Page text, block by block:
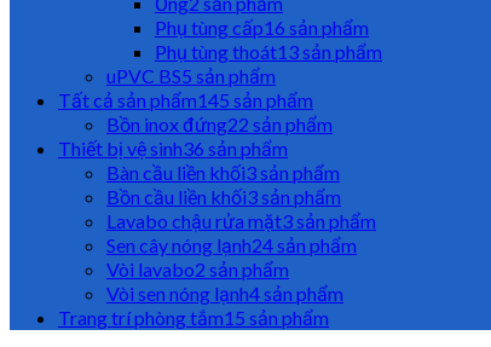
Phụ tùng cấp16 sản phẩm
Phụ tùng thoát13 sản phẩm
uPVC BS5 sản phẩm
Tất cả sản phẩm145 sản phẩm
Bồn inox đứng22 sản phẩm
Thiết bị vệ sinh36 sản phẩm
Bàn cầu liền khối3 sản phẩm
Bồn cầu liền khối3 sản phẩm
Lavabo chậu rửa mặt3 sản phẩm
Sen cây nóng lạnh24 sản phẩm
Vòi lavabo2 sản phẩm
Vòi sen nóng lạnh4 sản phẩm
Trang trí phòng tắm15 sản phẩm